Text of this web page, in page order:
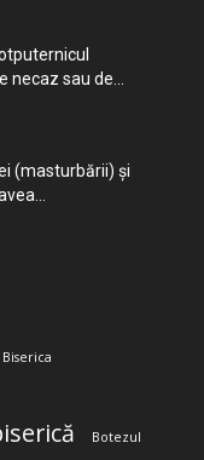
necaz sau de...
(masturbării) şi
Biserica
Botezul